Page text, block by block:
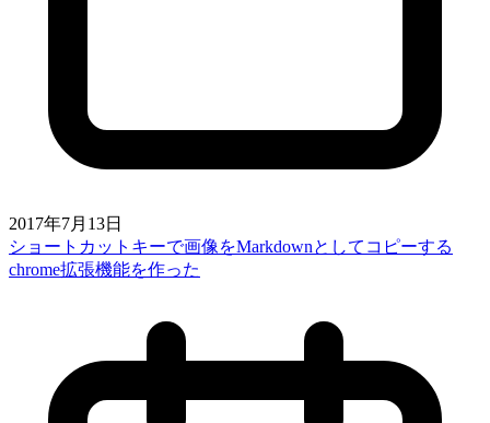
2017年7月13日
ショートカットキーで画像をMarkdownとしてコピーする
chrome拡張機能を作った